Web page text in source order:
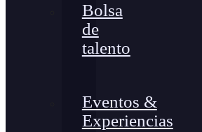
Bolsa
de
talento
Eventos &
Experiencias